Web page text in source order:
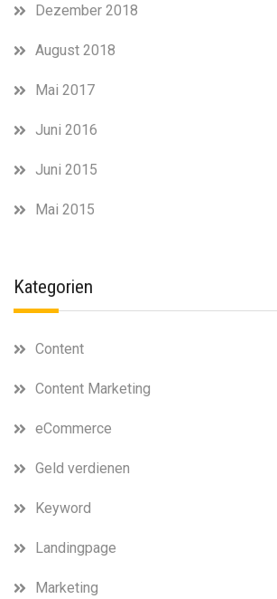
Dezember 2018
August 2018
Mai 2017
Juni 2016
Juni 2015
Mai 2015
Kategorien
Content
Content Marketing
eCommerce
Geld verdienen
Keyword
Landingpage
Marketing